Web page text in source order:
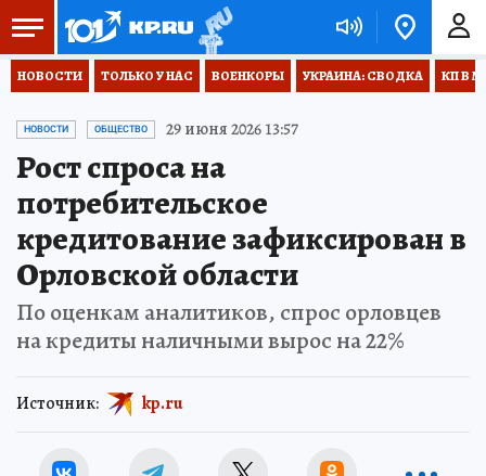
НОВОСТИ ТОЛЬКО У НАС ВОЕНКОРЫ УКРАИНА: СВОДКА КП В
НОВОСТИ ОБЩЕСТВО 29 июня 2026 13:57
Рост спроса на
потребительское
кредитование зафиксирован в
Орловской области
По оценкам аналитиков, спрос орловцев
на кредиты наличными вырос на 22%
Источник: kp.ru